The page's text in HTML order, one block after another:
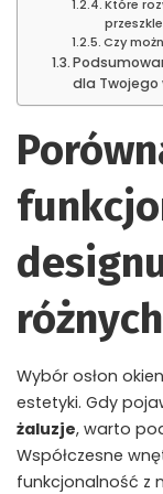
Które
Czy
dla Twojego
Wybór osłon
estetyki. Gdy
żaluzje, warto
Współczesne
funkcjonalność z